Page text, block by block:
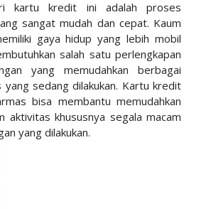
kartu kredit ini adalah proses
sangat mudah dan cepat. Kaum
gaya hidup yang lebih mobil
salah satu perlengkapan
yang memudahkan berbagai
yang sedang dilakukan. Kartu kredit
bisa membantu memudahkan
aktivitas khususnya segala macam
yang dilakukan.